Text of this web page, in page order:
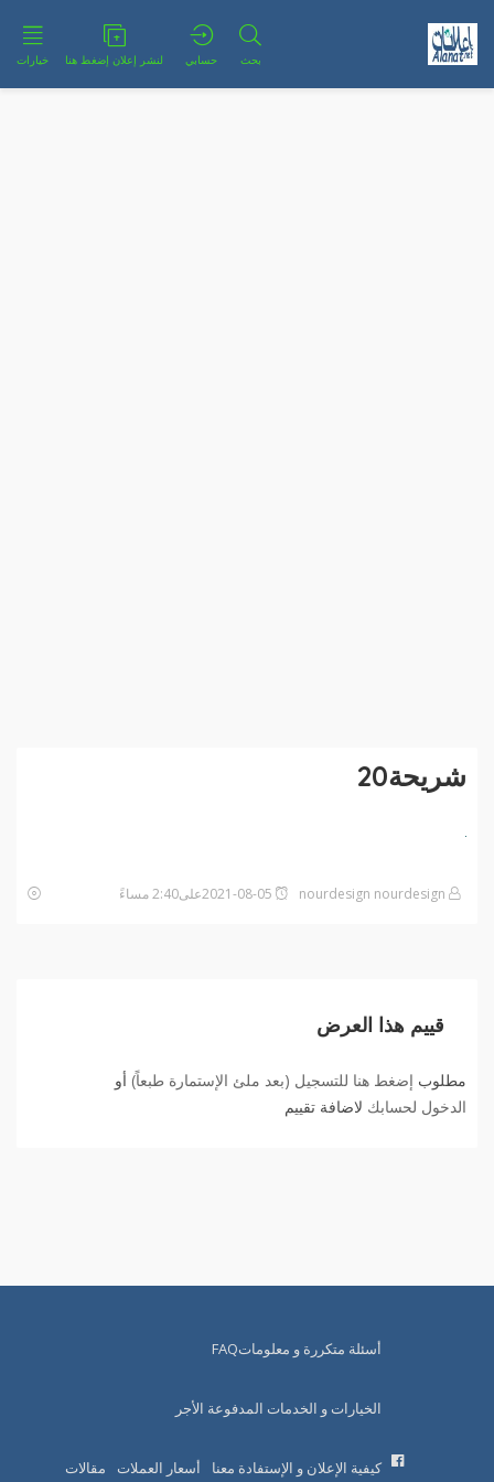
بحث حسابي لنشر إعلان إضغط هنا خيارات
شريحة20
قييم هذا العرض
مطلوب إضغط هنا للتسجيل (بعد ملئ الإستمارة طبعاً) أو
الدخول لحسابك لاضافة تقييم
أسئلة متكررة و معلوماتFAQ
الخيارات و الخدمات المدفوعة الأجر
كيفية الإعلان و الإستفادة معنا أسعار العملات مقالات